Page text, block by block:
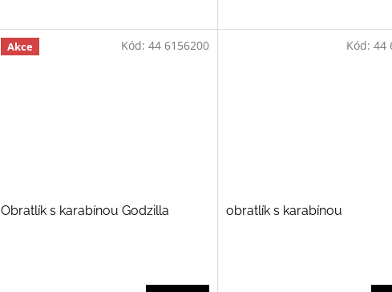
Akce
Obratlík s karabínou Godzilla
Kód: 44 6156200
obratlík s karabínou
Kód: 44